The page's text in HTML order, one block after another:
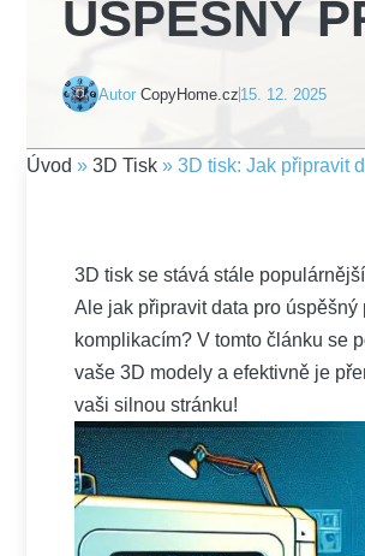
ÚSPĚŠNÝ
Autor CopyHome.cz 15. 12. 2025
Úvod » 3D Tisk » 3D tisk: Jak připravit
3D tisk se stává stále
Ale jak připravit data pro
komplikacím? V tomto článku se
vaše 3D modely a efektivně je
vaši silnou stránku!